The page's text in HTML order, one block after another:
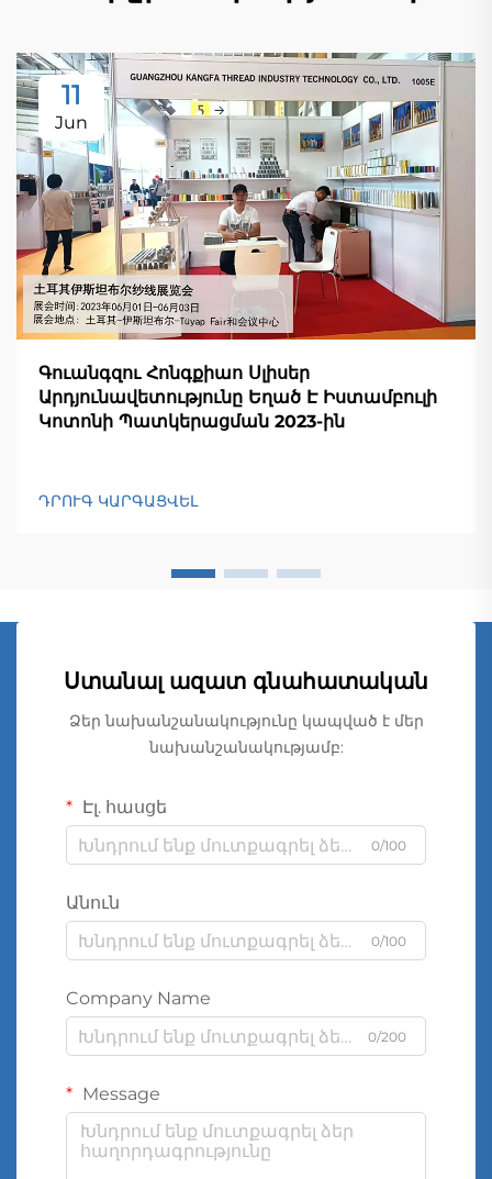
11
Jun
Գուանգզու Հոնգքիաո Սլիսեր
Արդյունավետությունը Եղած Է Իստամբուլի
Կոտոնի Պատկերացման 2023-ին
ԴՐՈՒԳ ԿԱՐԳԱՑՎԵԼ
Ստանալ ազատ գնահատական
Ձեր նախանշանակությունը կապված է մեր
նախանշանակությամբ:
Էլ. հասցե
0/100
Անուն
0/100
Company Name
0/200
Message